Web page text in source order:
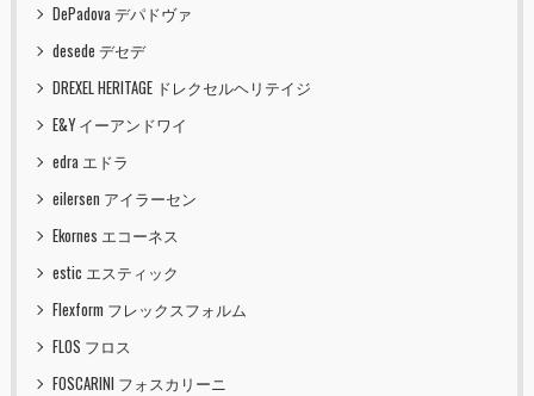
DePadova デパドヴァ
desede デセデ
DREXEL HERITAGE ドレクセルヘリテイジ
E&Y イーアンドワイ
edra エドラ
eilersen アイラーセン
Ekornes エコーネス
estic エスティック
Flexform フレックスフォルム
FLOS フロス
FOSCARINI フォスカリーニ